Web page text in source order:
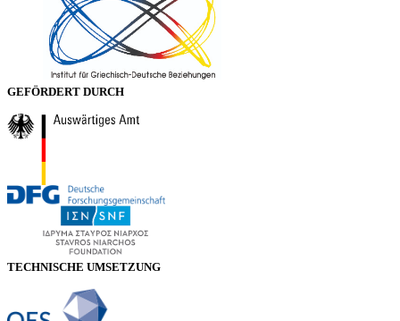
GEFÖRDERT DURCH
TECHNISCHE UMSETZUNG